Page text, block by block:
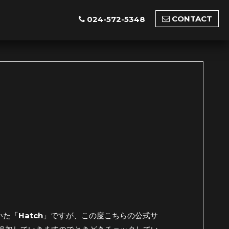
024-572-5348 CONTACT
た「Hatch」ですが、この度こちらの公式サ